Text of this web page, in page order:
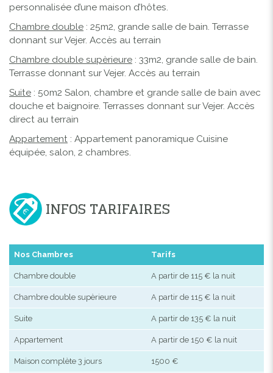
personnalisée d’une maison d’hôtes.
Chambre double : 25m2, grande salle de bain. Terrasse
donnant sur Vejer. Accès au terrain
Chambre double supèrieure : 33m2, grande salle de bain.
Terrasse donnant sur Vejer. Accès au terrain
Suite : 50m2 Salon, chambre et grande salle de bain avec
douche et baignoire. Terrasses donnant sur Vejer. Accès
direct au terrain
Appartement : Appartement panoramique Cuisine
équipée, salon, 2 chambres.
INFOS TARIFAIRES
Nos Chambres Tarifs
Chambre double A partir de 115 € la nuit
Chambre double supèrieure A partir de 115 € la nuit
Suite A partir de 135 € la nuit
Appartement A partir de 150 € la nuit
Maison complète 3 jours 1500 €